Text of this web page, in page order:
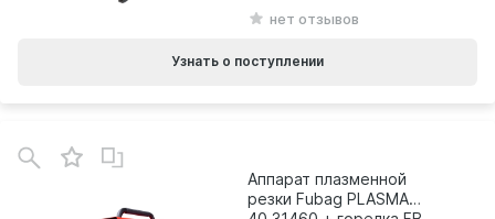
нет отзывов
Узнать о поступлении
Аппарат плазменной
резки Fubag PLASMA